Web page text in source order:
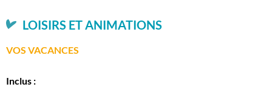
LOISIRS ET ANIMATIONS
VOS VACANCES
Inclus :